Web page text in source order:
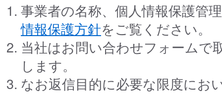
事業者の名称、個人情報保護管
情報保護方針をご覧ください。
当社はお問い合わせフォームで
します。
なお返信目的に必要な限度にお